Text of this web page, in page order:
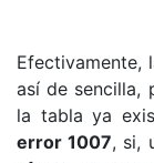
Efectivamente,
así de sencilla,
la tabla ya
error 1007, si,